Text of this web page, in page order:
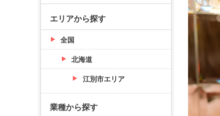
エリアから探す
全国
北海道
江別市エリア
業種から探す